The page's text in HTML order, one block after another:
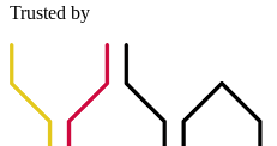
Trusted by